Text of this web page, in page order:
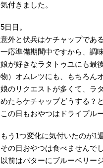
気付きました。
5日目。
意外と伏兵はケチャップであ
一応準備期間中ですから、調
娘が好きなラタトゥユにも最
物）オムレツにも、もちろん
娘のリクエストが多くて、ラ
めたらケチャップどうする？
この日もおやつはドライプル
もう1つ変化に気付いたのが1
その日おやつは食べませんで
以前はバターにブルーベリー